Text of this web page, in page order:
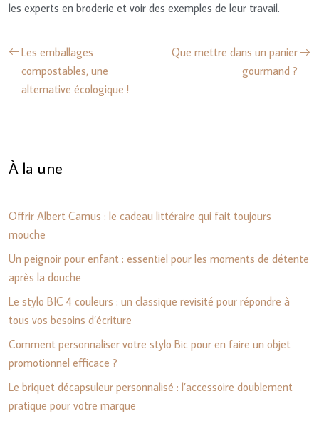
les experts en broderie et voir des exemples de leur travail.
Les emballages
compostables, une
alternative écologique !
Que mettre dans un panier
gourmand ?
À la une
Offrir Albert Camus : le cadeau littéraire qui fait toujours
mouche
Un peignoir pour enfant : essentiel pour les moments de détente
après la douche
Le stylo BIC 4 couleurs : un classique revisité pour répondre à
tous vos besoins d’écriture
Comment personnaliser votre stylo Bic pour en faire un objet
promotionnel efficace ?
Le briquet décapsuleur personnalisé : l’accessoire doublement
pratique pour votre marque